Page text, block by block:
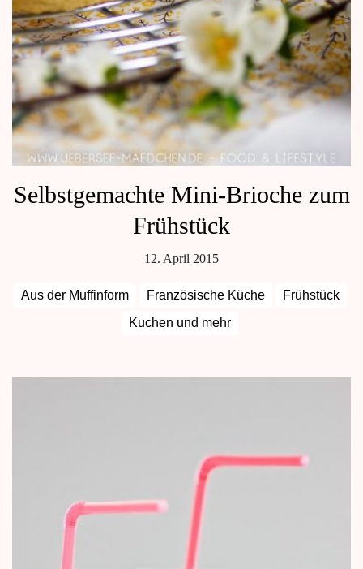
Selbstgemachte Mini-Brioche zum
Frühstück
12. April 2015
Aus der Muffinform Französische Küche
Frühstück
Kuchen und mehr